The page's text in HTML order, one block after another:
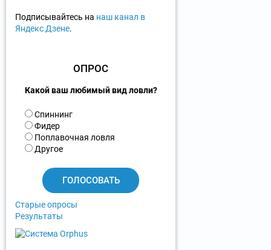
Подписывайтесь на наш канал в
Яндекс Дзене.
ОПРОС
Какой ваш любимый вид ловли?
В
а
р
и
Спиннинг
Фидер
Поплавочная ловля
Другое
Старые опросы
Результаты